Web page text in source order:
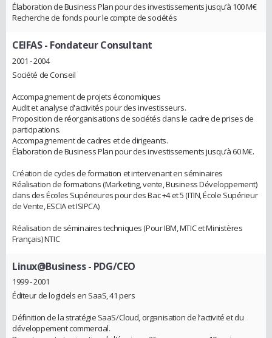
Élaboration de Business Plan pour des investissements jusqu’à 100 M€
Recherche de fonds pour le compte de sociétés
CEIFAS- Fondateur Consultant
2001 - 2004
Société de Conseil
Accompagnement de projets économiques
Audit et analyse d'activités pour des investisseurs.
Proposition de réorganisations de sociétés dans le cadre de prises de
participations.
Accompagnement de cadres et de dirigeants.
Élaboration de Business Plan pour des investissements jusqu’à 60 M€.
Création de cycles de formation et intervenant en séminaires
Réalisation de formations (Marketing, vente, Business Développement)
dans des Écoles Supérieures pour des Bac +4 et 5 (ITIN, École Supérieur
de Vente, ESCIA et ISIPCA)
Réalisation de séminaires techniques (Pour IBM, MTIC et Ministères
Français) NTIC
Linux@Business- PDG/CEO
1999 - 2001
Éditeur de logiciels en SaaS, 41 pers
Définition de la stratégie SaaS/Cloud, organisation de l’activité et du
développement commercial.